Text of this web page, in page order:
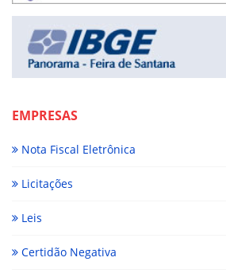
EMPRESAS
Nota Fiscal Eletrônica
Licitações
Leis
Certidão Negativa